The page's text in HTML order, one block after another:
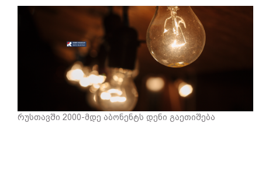
რუსთავში 2000-მდე აბონენტს დენი გაეთიშება